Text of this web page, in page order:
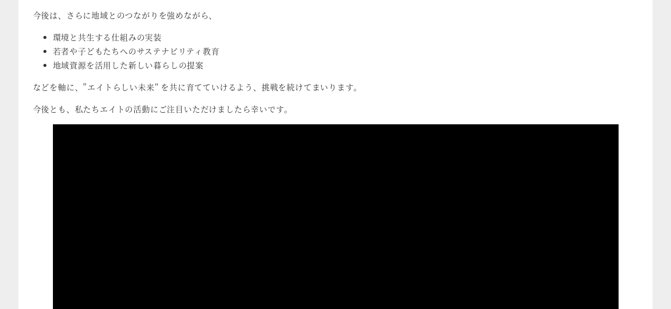
今後は、さらに地域とのつながりを強めながら、
環境と共生する仕組みの実装
若者や子どもたちへのサステナビリティ教育
地域資源を活用した新しい暮らしの提案
などを軸に、”エイトらしい未来” を共に育てていけるよう、挑戦を続けてまいります。
今後とも、私たちエイトの活動にご注目いただけましたら幸いです。